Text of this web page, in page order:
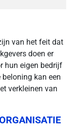
van het feit dat
doen er
hun eigen bedrijf
kan een
verkleinen van